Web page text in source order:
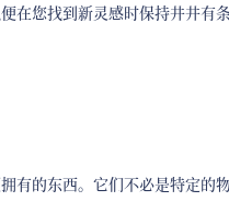
在您找到新灵感时保持井井有条
有的东西。它们不必是特定的